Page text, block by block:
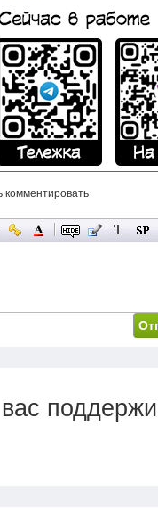
комментировать